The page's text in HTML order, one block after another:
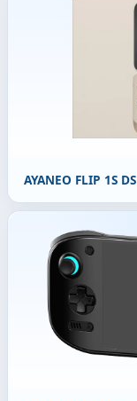
AYANEO FLIP 1S DS